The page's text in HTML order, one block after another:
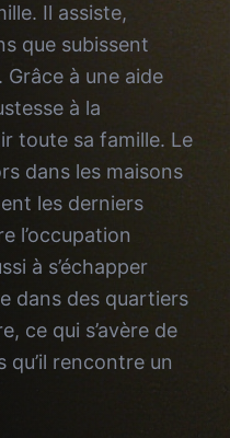
Il assiste,
que subissent
à une aide
à la
toute sa famille. Le
dans les maisons
les derniers
l’occupation
à s’échapper
dans des quartiers
ce qui s’avère de
qu’il rencontre un